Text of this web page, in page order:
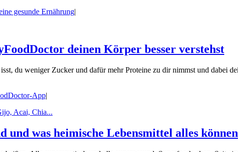
gesunde Ernährung|
deinen Körper besser verstehst
du weniger Zucker und dafür mehr Proteine zu dir nimmst und dabei
App|
und was heimische Lebensmittel alles können